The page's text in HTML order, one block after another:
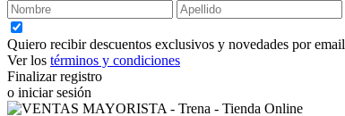
Quiero recibir descuentos exclusivos y novedades por email
Ver los términos y condiciones
Finalizar registro
o iniciar sesión